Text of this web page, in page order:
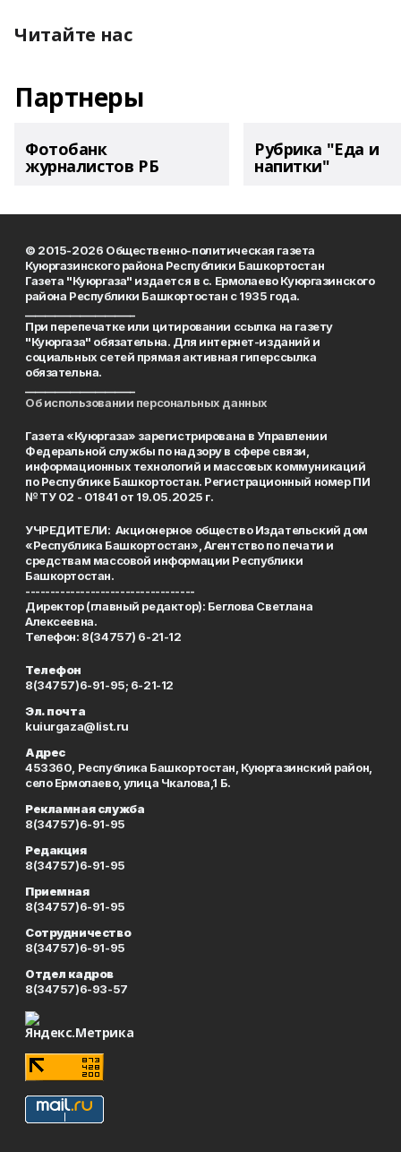
Читайте нас
Партнеры
Фотобанк
журналистов РБ
Рубрика "Еда и
напитки"
© 2015-2026 Общественно-политическая газета
Куюргазинского района Республики Башкортостан
Газета "Куюргаза" издается в с. Ермолаево Куюргазинского
района Республики Башкортостан с 1935 года.
При перепечатке или цитировании ссылка на газету
"Куюргаза" обязательна. Для интернет-изданий и
социальных сетей прямая активная гиперссылка
обязательна.
Об использовании персональных данных
Газета «Куюргаза» зарегистрирована в Управлении
Федеральной службы по надзору в сфере связи,
информационных технологий и массовых коммуникаций
по Республике Башкортостан. Регистрационный номер ПИ
№ ТУ 02 - 01841 от 19.05.2025 г.
УЧРЕДИТЕЛИ: Акционерное общество Издательский дом
«Республика Башкортостан», Агентство по печати и
средствам массовой информации Республики
Башкортостан.
----------------------------------
Директор (главный редактор): Беглова Светлана
Алексеевна.
Телефон: 8(34757) 6-21-12
Телефон
8(34757)6-91-95; 6-21-12
Эл. почта
kuiurgaza@list.ru
Адрес
453360, Республика Башкортостан, Куюргазинский район,
село Ермолаево, улица Чкалова,1 Б.
Рекламная служба
8(34757)6-91-95
Редакция
8(34757)6-91-95
Приемная
8(34757)6-91-95
Сотрудничество
8(34757)6-91-95
Отдел кадров
8(34757)6-93-57